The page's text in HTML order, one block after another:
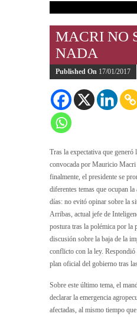
MACRI NO
NADA
Published On 17/01/2017
Tras la expectativa que generó
convocada por Mauricio Macri
finalmente, el presidente se
diferentes temas que ocupan
días: no evitó opinar sobre la
Arribas, actual jefe de
postura tras la polémica por la
discusión sobre la baja de la
conflicto con la ley. Respondió
plan oficial del gobierno tras
Sobre este último tema, el
declarar la emergencia
afectadas, al mismo tiempo